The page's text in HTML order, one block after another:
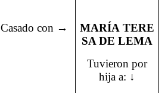
Casado con →
MARÍA TERE
SA DE LEMA
Tuvieron por
hija a: ↓